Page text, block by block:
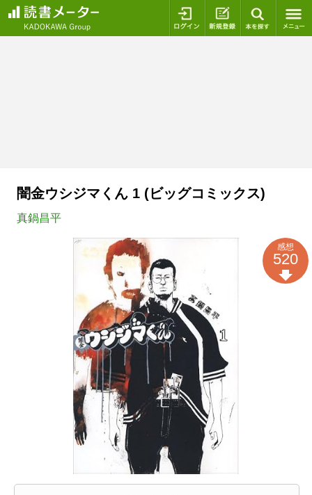
ログイン 新規登録
闇金ウシジマくん 1 (ビッグコミックス)
真鍋昌平
感想
520